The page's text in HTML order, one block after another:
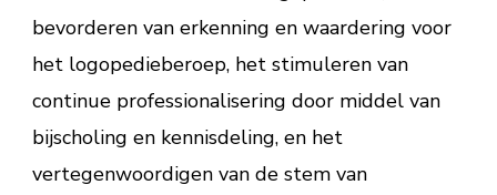
bevorderen van erkenning en waardering voor
het logopedieberoep, het stimuleren van
continue professionalisering door middel van
bijscholing en kennisdeling, en het
vertegenwoordigen van de stem van